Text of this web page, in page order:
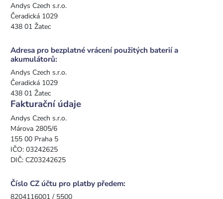
Andys Czech s.r.o.
Čeradická 1029
438 01 Žatec
Adresa pro bezplatné vrácení použitých baterií a
akumulátorů:
Andys Czech s.r.o.
Čeradická 1029
438 01 Žatec
Fakturační údaje
Andys Czech s.r.o.
Márova 2805/6
155 00 Praha 5
IČO: 03242625
DIČ: CZ03242625
Číslo CZ účtu pro platby předem:
8204116001 / 5500